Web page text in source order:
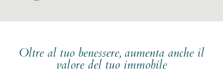
Oltre al tuo benessere, aumenta anche il
valore del tuo immobile